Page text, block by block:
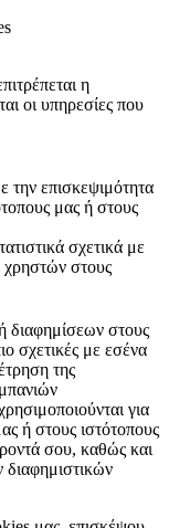
η
οι υπηρεσίες που
την επισκεψιμότητα
μας ή στους
σχετικά με
χρηστών στους
διαφημίσεων στους
σχετικές με εσένα
της
για
ή στους ιστότοπους
σου, καθώς και
διαφημιστικών